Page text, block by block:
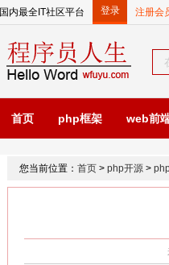
国内最全IT社区平台
首页 php框架 web前
您当前位置： 首页 > php开源 >